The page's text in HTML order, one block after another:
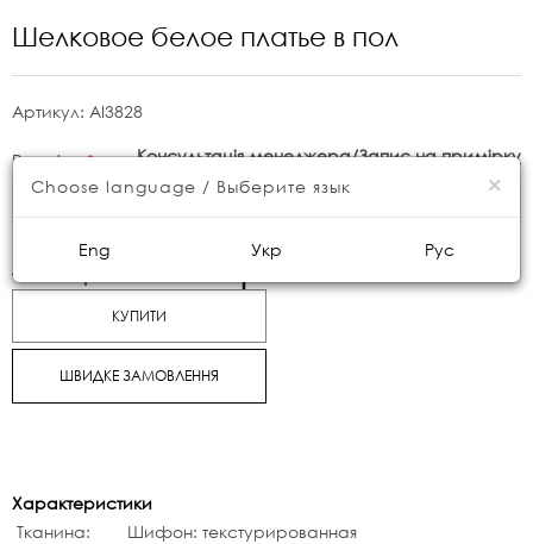
Шелковое белое платье в пол
Артикул: AI3828
Консультація менеджера/Запис на примірку
Розмір
11500грн. 9990грн.
КУПИТИ
ШВИДКЕ ЗАМОВЛЕННЯ
Характеристики
Тканина:
Шифон: текстурированная
×
Choose language / Выберите язык
Eng Укр Рус